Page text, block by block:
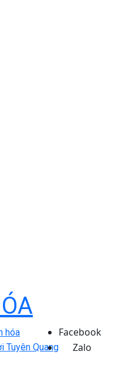
hóa
Tuyên Quang
Facebook
Zalo